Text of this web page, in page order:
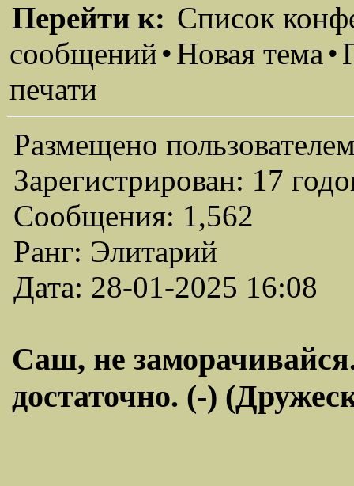
Перейти к: Список
сообщений•Новая тема•
печати
Размещено
Зарегистрирован: 17
Сообщения: 1,562
Ранг: Элитарий
Дата: 28-01-2025 16:08
Саш, не
достаточно. (-)